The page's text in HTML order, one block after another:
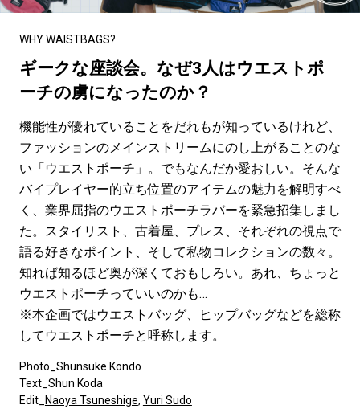
#Commune H #FOCUS IT #AH.H
#ととけん
#LIFESTYLE #SNEAKER #OUTDOOR
#SPORTS #HANDSOME HANDBOOK
WHY WAISTBAGS?
ギークな座談会。なぜ3人はウエストポ
ーチの虜になったのか？
機能性が優れていることをだれもが知っているけれど、
ファッションのメインストリームにのし上がることのな
い「ウエストポーチ」。でもなんだか愛おしい。そんな
バイプレイヤー的立ち位置のアイテムの魅力を解明すべ
く、業界屈指のウエストポーチラバーを緊急招集しまし
た。スタイリスト、古着屋、プレス、それぞれの視点で
語る好きなポイント、そして私物コレクションの数々。
知れば知るほど奥が深くておもしろい。あれ、ちょっと
ウエストポーチっていいのかも…
※本企画ではウエストバッグ、ヒップバッグなどを総称
してウエストポーチと呼称します。
Photo_Shunsuke Kondo
Text_Shun Koda
Edit_ Naoya Tsuneshige, Yuri Sudo